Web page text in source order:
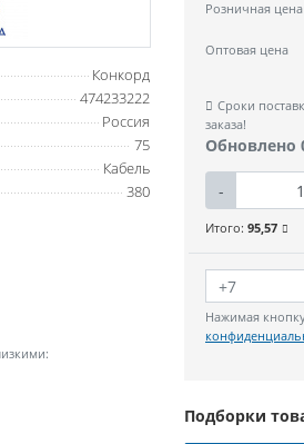
Конкорд
474233222
Россия
75
Кабель
380
Розничная цена
Оптовая цена
Сроки
заказа!
Обновлено
-
Итого: 95,57
Нажимая
Подборки